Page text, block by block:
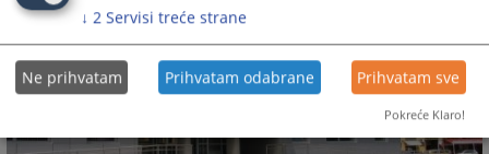
↓ 2 Servisi treće strane
Ne prihvatam Prihvatam odabrane Prihvatam sve
Pokreće Klaro!